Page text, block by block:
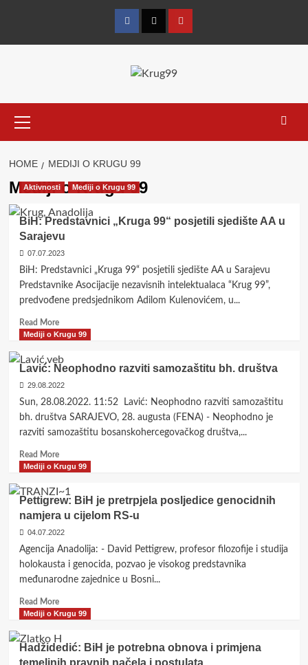
FacebookTwitterYouTube
Menu
HOME MEDIJI O KRUGU 99
Mediji o Krugu 99
Aktivnosti Mediji o Krugu 99
BiH: Predstavnici „Kruga 99“ posjetili sjedište AA u
Sarajevu
07.07.2023
BiH: Predstavnici „Kruga 99“ posjetili sjedište AA u Sarajevu
Predstavnike Asocijacije nezavisnih intelektualaca “Krug 99”,
predvođene predsjednikom Adilom Kulenovićem, u...
Read MoreRead
more
BiH:
Predstavnici
„Kruga
99“
posjetili
u
Sarajevu
Mediji o Krugu 99
Lavić: Neophodno razviti samozaštitu bh. društva
29.08.2022
Sun, 28.08.2022. 11:52 Lavić: Neophodno razviti samozaštitu
bh. društva SARAJEVO, 28. augusta (FENA) - Neophodno je
razviti samozaštitu bosanskohercegovačkog društva,...
Read MoreRead
more
Lavić:
Neophodno
razviti
samozaštitu
bh.
Mediji o Krugu 99
Pettigrew: BiH je pretrpjela posljedice genocidnih
namjera u cijelom RS-u
04.07.2022
Agencija Anadolija: - David Pettigrew, profesor filozofije i studija
holokausta i genocida, pozvao je visokog predstavnika
međunarodne zajednice u Bosni...
Read MoreRead
more
Pettigrew:
BiH
Mediji o Krugu 99
Hadžidedić: BiH je potrebna obnova i primjena